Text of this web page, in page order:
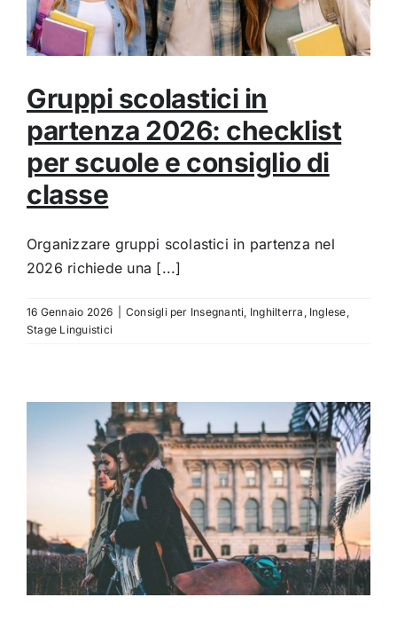
Gruppi scolastici in
partenza 2026: checklist
per scuole e consiglio di
classe
Organizzare gruppi scolastici in partenza nel
2026 richiede una [...]
16 Gennaio 2026 Consigli per Insegnanti Inghilterra Inglese
Stage Linguistici